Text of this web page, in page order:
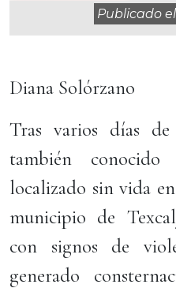
Publicado el
Diana Solórzano
Tras varios días de
también conocido
localizado sin vida
municipio de
con signos de
generado